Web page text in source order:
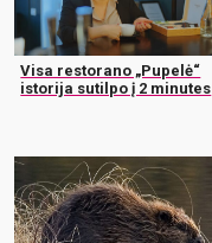
Visa restorano „Pupelė“
istorija sutilpo į 2 minutes